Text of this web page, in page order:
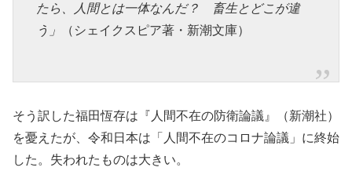
たら、人間とは一体なんだ？ 畜生とどこが違
う」
（シェイクスピア著・新潮文庫）
そう訳した福田恆存は『人間不在の防衛論議』（新潮社）
を憂えたが、令和日本は「人間不在のコロナ論議」に終始
した。失われたものは大きい。